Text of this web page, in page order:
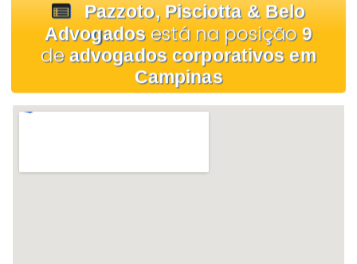
Pazzoto, Pisciotta & Belo
Advogados está na posição 9
de advogados corporativos em
Campinas